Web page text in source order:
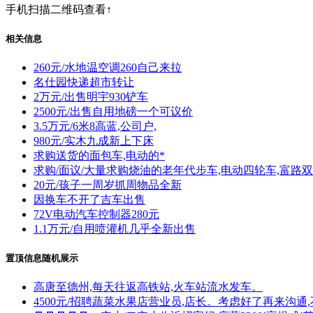
手机扫描二维码查看↑
相关信息
260元/水地温空调260自己来拉
名仕园快递超市转让
2万元/出售明宇930铲车
2500元/出售自用地磅一个可议价
3.5万元/6米8高蓝,公司户,
980元/实木九成新上下床
求购送货的面包车,电动的*
求购/面议/大量求购烧油的老年代步车,电动四轮车,富路
20元/孩子一周岁抓周物品全新
因换车不开了吉车出售
72V电动汽车控制器280元
1.1万元/自用喷灌机几乎全新出售
置顶信息随机展示
高唐至德州,每天往返高铁站,火车站流水发车。
4500元/招聘蔬菜水果店营业员,店长。考虑好了再来沟通,